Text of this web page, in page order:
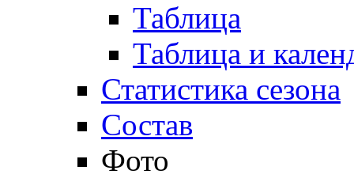
Таблица
Таблица и
Статистика сезона
Состав
Фото